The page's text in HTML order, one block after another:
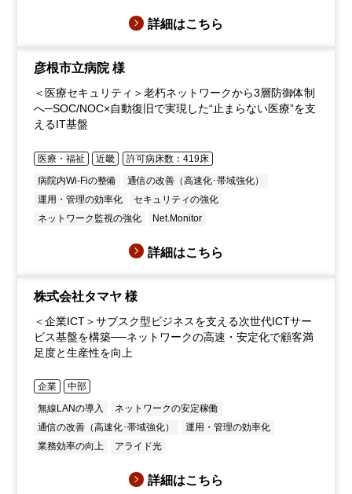
詳細はこちら
彦根市立病院 様
＜医療セキュリティ＞老朽ネットワークから3層防御体制
へ─SOC/NOC×自動復旧で実現した“止まらない医療”を支
えるIT基盤
医療・福祉 近畿
許可病床数：419床
病院内Wi-Fiの整備
通信の改善（高速化･帯域強化）
運用・管理の効率化
セキュリティの強化
ネットワーク監視の強化
Net.Monitor
詳細はこちら
株式会社タマヤ 様
＜企業ICT＞サブスク型ビジネスを支える次世代ICTサー
ビス基盤を構築──ネットワークの高速・安定化で顧客満
足度と生産性を向上
企業
中部
無線LANの導入
ネットワークの安定稼働
通信の改善（高速化･帯域強化）
運用・管理の効率化
業務効率の向上
アライド光
詳細はこちら